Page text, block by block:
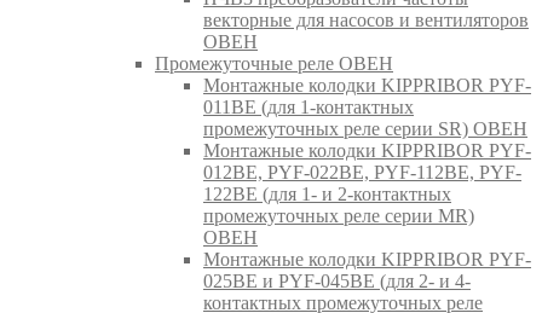
векторные для насосов и вентиляторов
ОВЕН
Промежуточные реле ОВЕН
Монтажные колодки KIPPRIBOR PYF-
011BE (для 1-контактных
промежуточных реле серии SR) ОВЕН
Монтажные колодки KIPPRIBOR PYF-
012BE, PYF-022BE, PYF-112BE, PYF-
122BE (для 1- и 2-контактных
промежуточных реле серии MR)
ОВЕН
Монтажные колодки KIPPRIBOR PYF-
025BE и PYF-045BE (для 2- и 4-
контактных промежуточных реле